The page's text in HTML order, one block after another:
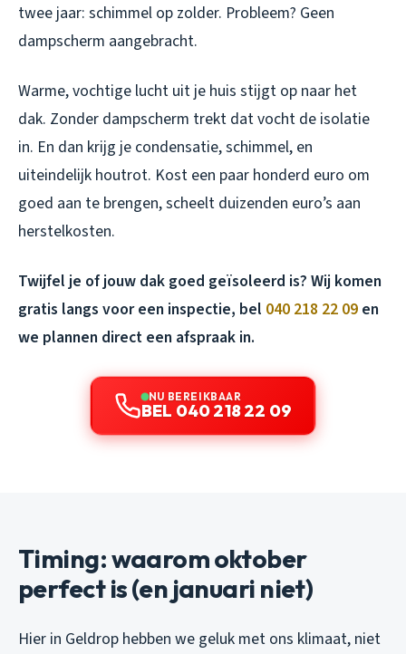
twee jaar: schimmel op zolder. Probleem? Geen
dampscherm aangebracht.
Warme, vochtige lucht uit je huis stijgt op naar het
dak. Zonder dampscherm trekt dat vocht de isolatie
in. En dan krijg je condensatie, schimmel, en
uiteindelijk houtrot. Kost een paar honderd euro om
goed aan te brengen, scheelt duizenden euro’s aan
herstelkosten.
Twijfel je of jouw dak goed geïsoleerd is? Wij komen
gratis langs voor een inspectie, bel 040 218 22 09 en
we plannen direct een afspraak in.
NU BEREIKBAAR
BEL 040 218 22 09
Timing: waarom oktober
perfect is (en januari niet)
Hier in Geldrop hebben we geluk met ons klimaat, niet